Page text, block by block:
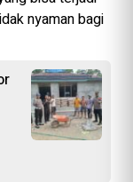
nyaman bagi